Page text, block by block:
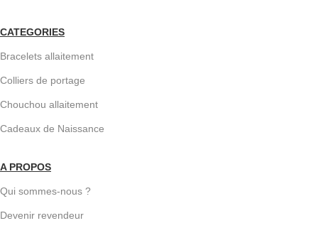
CATEGORIES
Bracelets allaitement
Colliers de portage
Chouchou allaitement
Cadeaux de Naissance
A PROPOS
Qui sommes-nous ?
Devenir revendeur